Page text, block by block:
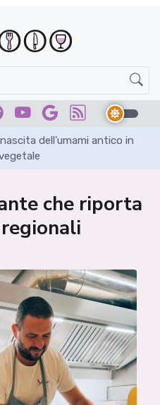
dell'umami antico in
che riporta